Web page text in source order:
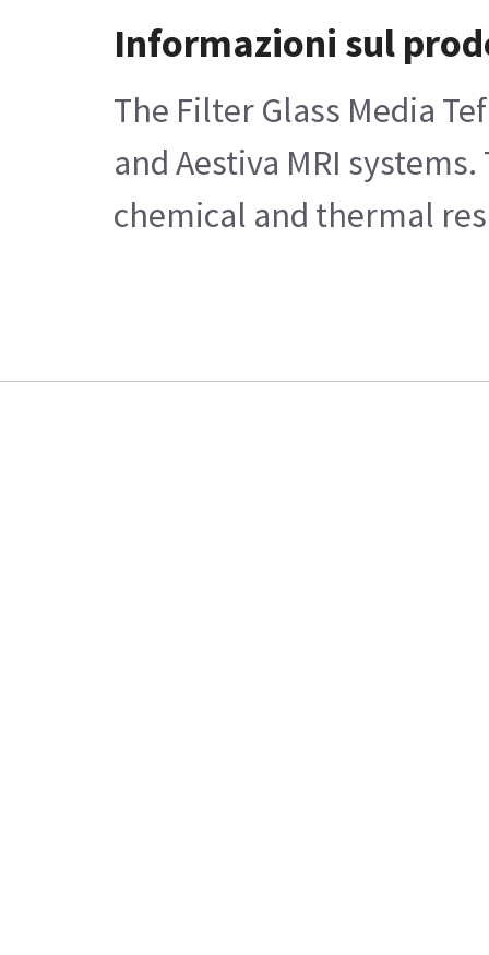
Informazioni sul
The Filter Glass Media
and Aestiva MRI
chemical and thermal